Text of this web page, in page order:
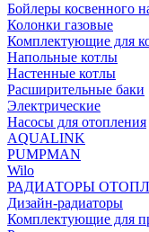
Бойлеры косвенного
Колонки газовые
Комплектующие для
Напольные котлы
Настенные котлы
Расширительные баки
Электрические
Насосы для отопления
AQUALINK
PUMPMAN
Wilo
РАДИАТОРЫ
Дизайн-радиаторы
Комплектующие для